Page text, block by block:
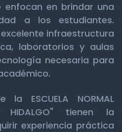
en brindar una
a los estudiantes.
infraestructura
laboratorios y aulas
necesaria para
ESCUELA NORMAL
HIDALGO" tienen la
experiencia práctica